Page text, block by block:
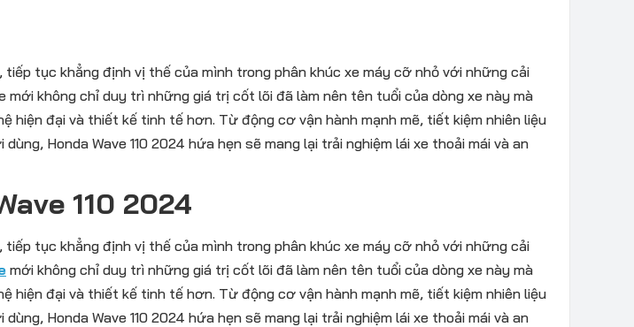
tiếp tục khẳng định vị thế của mình trong phân khúc xe máy cỡ nhỏ với những cải
mới không chỉ duy trì những giá trị cốt lõi đã làm nên tên tuổi của dòng xe này mà
hiện đại và thiết kế tinh tế hơn. Từ động cơ vận hành mạnh mẽ, tiết kiệm nhiên liệu
Honda Wave 110 2024 hứa hẹn sẽ mang lại trải nghiệm lái xe thoải mái và an
110 2024
tiếp tục khẳng định vị thế của mình trong phân khúc xe máy cỡ nhỏ với những cải
mới không chỉ duy trì những giá trị cốt lõi đã làm nên tên tuổi của dòng xe này mà
hiện đại và thiết kế tinh tế hơn. Từ động cơ vận hành mạnh mẽ, tiết kiệm nhiên liệu
Honda Wave 110 2024 hứa hẹn sẽ mang lại trải nghiệm lái xe thoải mái và an